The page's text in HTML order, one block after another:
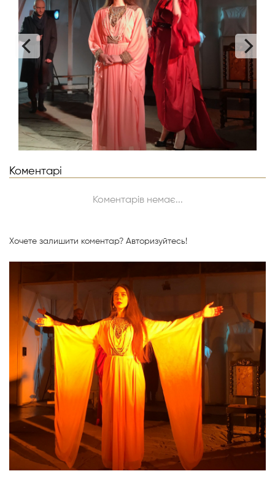
Коментарі
Коментарів немає...
Хочете залишити коментар? Авторизуйтесь!